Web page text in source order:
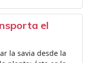
el
la savia desde la